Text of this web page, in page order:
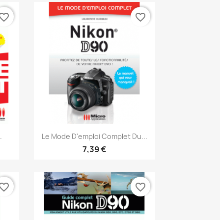
Aperçu rapide
Le Mode D'emploi Complet Du...
7,39 €
favorite_border
favorite_border